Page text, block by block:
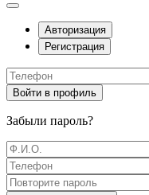
Авторизация
Регистрация
Войти в профиль
Забыли пароль?